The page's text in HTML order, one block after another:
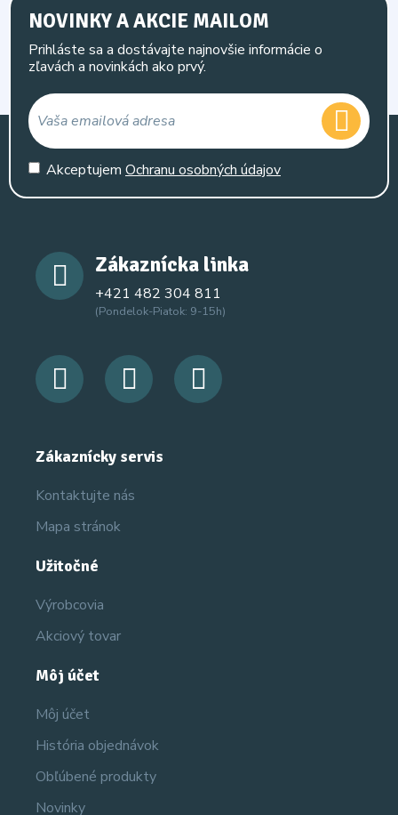
NOVINKY A AKCIE MAILOM
Prihláste sa a dostávajte najnovšie informácie o
zľavách a novinkách ako prvý.
Akceptujem Ochranu osobných údajov
Zákaznícka linka
+421 482 304 811
(Pondelok-Piatok: 9-15h)
Zákaznícky servis
Kontaktujte nás
Mapa stránok
Užitočné
Výrobcovia
Akciový tovar
Môj účet
Môj účet
História objednávok
Obľúbené produkty
Novinky